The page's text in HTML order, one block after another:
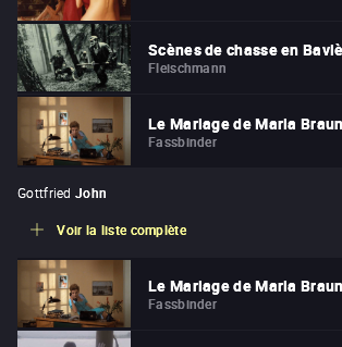
Scènes de chasse en
Fleischmann
Le Mariage de Maria Braun
Fassbinder
Gottfried John
Voir la liste complète
Le Mariage de Maria Braun
Fassbinder